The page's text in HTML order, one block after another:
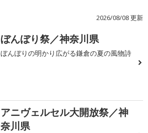
2026/08/08 更新
ぼんぼり祭／神奈川県
ぼんぼりの明かり広がる鎌倉の夏の風物詩
アニヴェルセル大開放祭／神
奈川県